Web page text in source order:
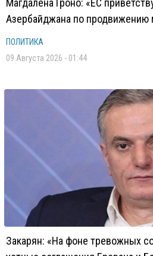
Магдалена Гроно: «ЕС
Азербайджана по продвижению
ПОЛИТИКА
09 Августа 2026 - 01:44
Закарян: «На фоне тревожных